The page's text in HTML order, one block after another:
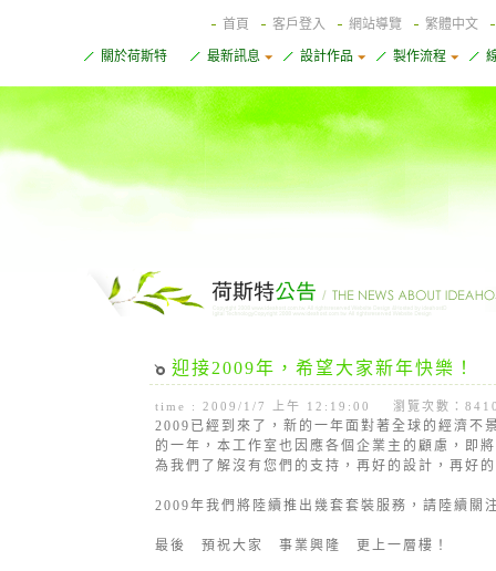
繁體中文
網站導覽
客戶登入
首頁
關於荷斯特 最新訊息 設計作品 製作流程
迎接2009年，希望大家新年快樂！
time : 2009/1/7 上午 12:19:00 瀏覽次數：
2009已經到來了，新的一年面對著全球的經濟不
的一年，本工作室也因應各個企業主的顧慮，即
為我們了解沒有您們的支持，再好的設計，再好
2009年我們將陸續推出幾套套裝服務，請陸續關
最後 預祝大家 事業興隆 更上一層樓！